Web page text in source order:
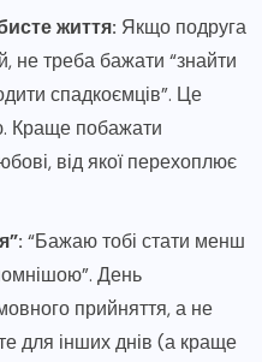
життя: Якщо подруга
не треба бажати “знайти
спадкоємців”. Це
Краще побажати
від якої перехоплює
“Бажаю тобі стати менш
День
прийняття, а не
для інших днів (а краще